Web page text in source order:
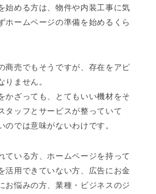
始める方は、物件や内装工事に気
ホームページの準備を始めるくら
商売でもそうですが、存在をアピ
ません。
かざっても、とてもいい機材をそ
タッフとサービスが整っていて
のでは意味がないわけです。
ている方、ホームページを持って
活用できていない方、広告にお金
お悩みの方、業種・ビジネスのジ